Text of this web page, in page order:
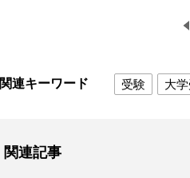
関連キーワード 受験 大
関連記事